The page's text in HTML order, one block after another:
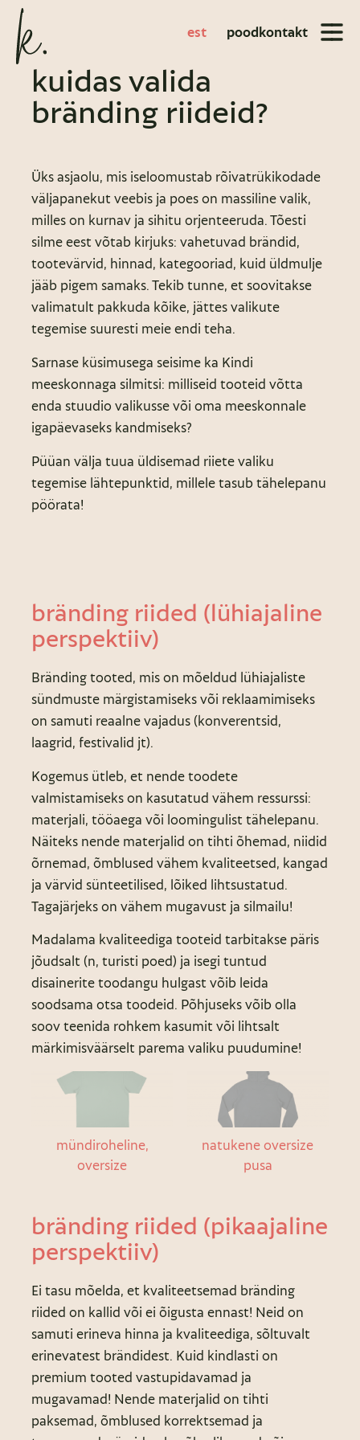
est poodkontakt
kuidas valida
bränding riideid?
Üks asjaolu, mis iseloomustab rõivatrükikodade
väljapanekut veebis ja poes on massiline valik,
milles on kurnav ja sihitu orjenteeruda. Tõesti
silme eest võtab kirjuks: vahetuvad brändid,
tootevärvid, hinnad, kategooriad, kuid üldmulje
jääb pigem samaks. Tekib tunne, et soovitakse
valimatult pakkuda kõike, jättes valikute
tegemise suuresti meie endi teha.
Sarnase küsimusega seisime ka Kindi
meeskonnaga silmitsi: milliseid tooteid võtta
enda stuudio valikusse või oma meeskonnale
igapäevaseks kandmiseks?
Püüan välja tuua üldisemad riiete valiku
tegemise lähtepunktid, millele tasub tähelepanu
pöörata!
bränding riided (lühiajaline
perspektiiv)
Bränding tooted, mis on mõeldud lühiajaliste
sündmuste märgistamiseks või reklaamimiseks
on samuti reaalne vajadus (konverentsid,
laagrid, festivalid jt).
Kogemus ütleb, et nende toodete
valmistamiseks on kasutatud vähem ressurssi:
materjali, tööaega või loomingulist tähelepanu.
Näiteks nende materjalid on tihti õhemad, niidid
õrnemad, õmblused vähem kvaliteetsed, kangad
ja värvid sünteetilised, lõiked lihtsustatud.
Tagajärjeks on vähem mugavust ja silmailu!
Madalama kvaliteediga tooteid tarbitakse päris
jõudsalt (n, turisti poed) ja isegi tuntud
disainerite toodangu hulgast võib leida
soodsama otsa toodeid. Põhjuseks võib olla
soov teenida rohkem kasumit või lihtsalt
märkimisväärselt parema valiku puudumine!
mündiroheline,
oversize
natukene oversize
pusa
bränding riided (pikaajaline
perspektiiv)
Ei tasu mõelda, et kvaliteetsemad bränding
riided on kallid või ei õigusta ennast! Neid on
samuti erineva hinna ja kvaliteediga, sõltuvalt
erinevatest brändidest. Kuid kindlasti on
premium tooted vastupidavamad ja
mugavamad! Nende materjalid on tihti
paksemad, õmblused korrektsemad ja